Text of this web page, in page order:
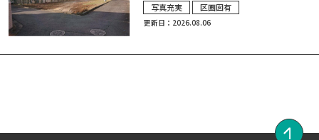
写真充実 区画図有
更新日：2026.08.06